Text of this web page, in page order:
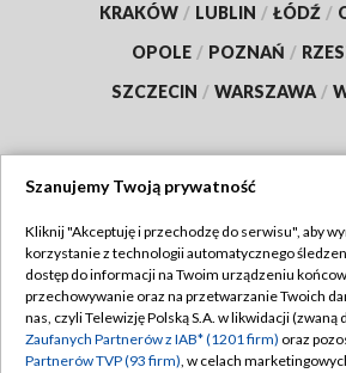
KRAKÓW / LUBLIN / ŁÓDŹ /
OPOLE / POZNAŃ /
SZCZECIN / WARSZAWA /
TVP
Abonament TVP
Emisja w TVP
Regulamin TVP
Polityka
Szanujemy Twoją prywatność
Kliknij "Akceptuję i przechodzę do serwisu", aby
korzystanie z technologii automatycznego
dostęp do informacji na Twoim urządzeniu
przechowywanie oraz na przetwarzanie Twoich
nas, czyli Telewizję Polską S.A. w likwidacji (zwaną
Zaufanych Partnerów z IAB* (1201 firm) oraz
Partnerów TVP (93 firm), w celach